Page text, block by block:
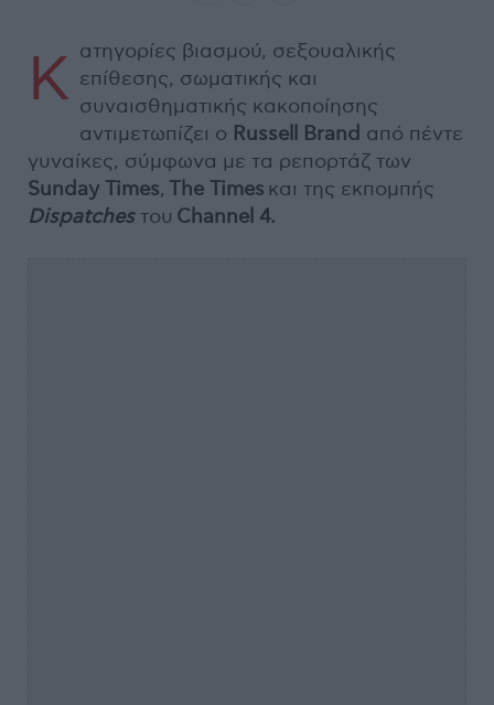
Κ ατηγορίες βιασμού, σεξουαλικής
επίθεσης, σωματικής και
συναισθηματικής κακοποίησης
αντιμετωπίζει ο Russell Brand από πέντε
γυναίκες, σύμφωνα με τα ρεπορτάζ των
Sunday Times, The Times και της εκπομπής
Dispatchesτου Channel 4.